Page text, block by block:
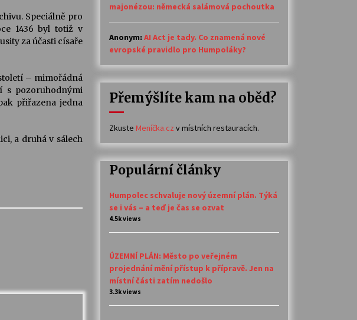
Speciálně pro
1436 byl totiž v
za účasti císaře
– mimořádná
s pozoruhodnými
přiřazena jedna
a druhá v sálech
majonézou: německá salámová pochoutka
Anonym: AI Act je tady. Co znamená nové
evropské pravidlo pro Humpoláky?
Přemýšlíte kam na oběd?
Zkuste Meníčka.cz v místních restauracích.
Populární články
Humpolec schvaluje nový územní plán. Týká
se i vás – a teď je čas se ozvat
4.5k views
ÚZEMNÍ PLÁN: Město po veřejném
projednání mění přístup k přípravě. Jen na
místní části zatím nedošlo
3.3k views